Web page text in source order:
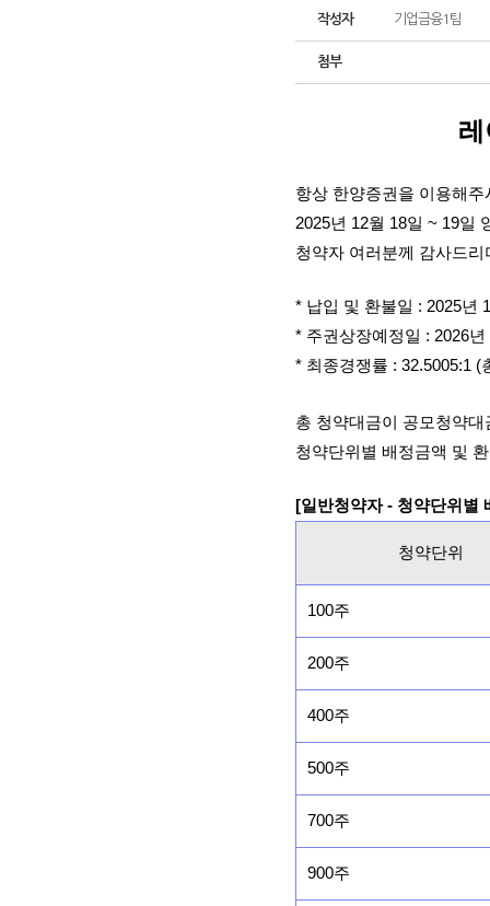
작성자 기업금융1팀
첨부
항상 한양증권을 이용해
2025년 12월 18일 ~ 19일
청약자 여러분께 감사드
* 납입 및 환불일 : 2025년
* 주권상장예정일 : 2026
* 최종경쟁률 : 32.5005:1 (
총 청약대금이 공모청약
청약단위별 배정금액 및
[일반청약자 - 청약단위별
청약단위
100주
200주
400주
500주
700주
900주